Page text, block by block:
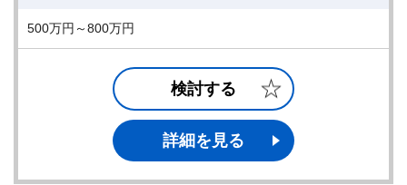
500万円～800万円
検討する
詳細を見る